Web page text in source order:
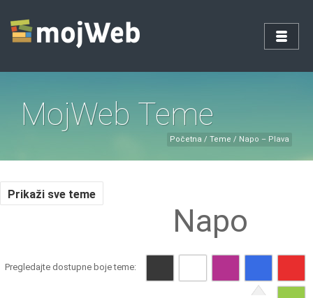
MojWeb Teme
Početna / Teme / Napo – Plava
Prikaži sve teme
Napo
Pregledajte dostupne boje teme: